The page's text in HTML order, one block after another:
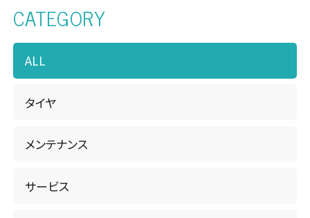
松本店・カーケアセンター
南長野店
諏訪店
WEBチラシ
お知らせ・キャンペーン
FAQ
CATEGORY
ALL
タイヤ
メンテナンス
サービス